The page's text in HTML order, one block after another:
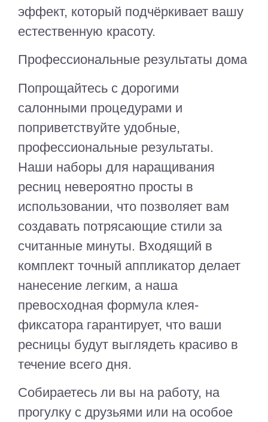
эффект, который подчёркивает вашу
естественную красоту.
Профессиональные результаты дома
Попрощайтесь с дорогими
салонными процедурами и
поприветствуйте удобные,
профессиональные результаты.
Наши наборы для наращивания
ресниц невероятно просты в
использовании, что позволяет вам
создавать потрясающие стили за
считанные минуты. Входящий в
комплект точный аппликатор делает
нанесение легким, а наша
превосходная формула клея-
фиксатора гарантирует, что ваши
ресницы будут выглядеть красиво в
течение всего дня.
Собираетесь ли вы на работу, на
прогулку с друзьями или на особое